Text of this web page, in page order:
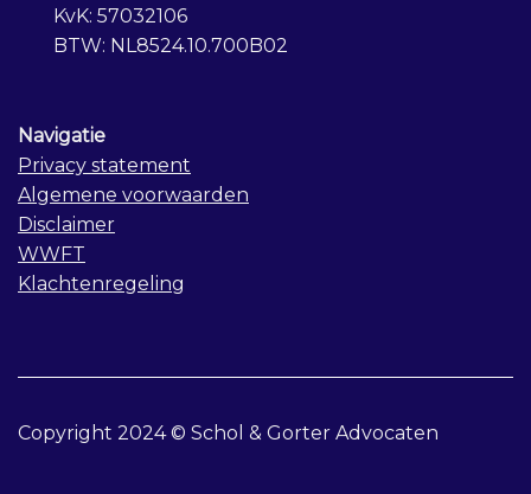
KvK: 57032106
BTW: NL8524.10.700B02
Navigatie
Privacy statement
Algemene voorwaarden
Disclaimer
WWFT
Klachtenregeling
Copyright 2024 © Schol & Gorter Advocaten